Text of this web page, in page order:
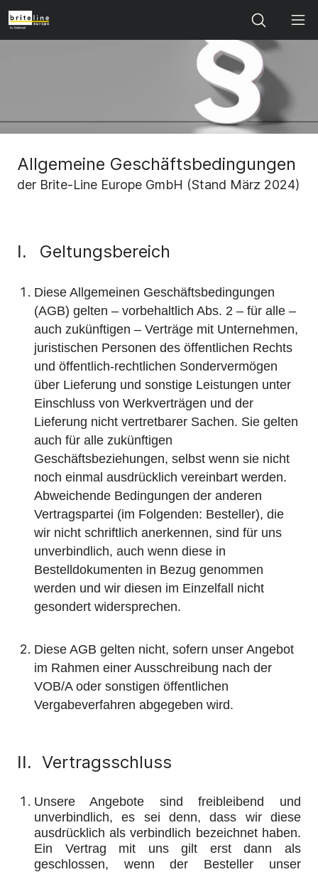
Search
Allgemeine Geschäftsbedingungen
der Brite-Line Europe GmbH (Stand März 2024)
I. Geltungsbereich
Diese Allgemeinen Geschäftsbedingungen
(AGB) gelten – vorbehaltlich Abs. 2 – für alle –
auch zukünftigen – Verträge mit Unternehmen,
juristischen Personen des öffentlichen Rechts
und öffentlich-rechtlichen Sondervermögen
über Lieferung und sonstige Leistungen unter
Einschluss von Werkverträgen und der
Lieferung nicht vertretbarer Sachen. Sie gelten
auch für alle zukünftigen
Geschäftsbeziehungen, selbst wenn sie nicht
noch einmal ausdrücklich vereinbart werden.
Abweichende Bedingungen der anderen
Vertragspartei (im Folgenden: Besteller), die
wir nicht schriftlich anerkennen, sind für uns
unverbindlich, auch wenn diese in
Bestelldokumenten in Bezug genommen
werden und wir diesen im Einzelfall nicht
gesondert widersprechen.
Diese AGB gelten nicht, sofern unser Angebot
im Rahmen einer Ausschreibung nach der
VOB/A oder sonstigen öffentlichen
Vergabeverfahren abgegeben wird.
II. Vertragsschluss
Unsere Angebote sind freibleibend und
unverbindlich, es sei denn, dass wir diese
ausdrücklich als verbindlich bezeichnet haben.
Ein Vertrag mit uns gilt erst dann als
geschlossen, wenn der Besteller unser